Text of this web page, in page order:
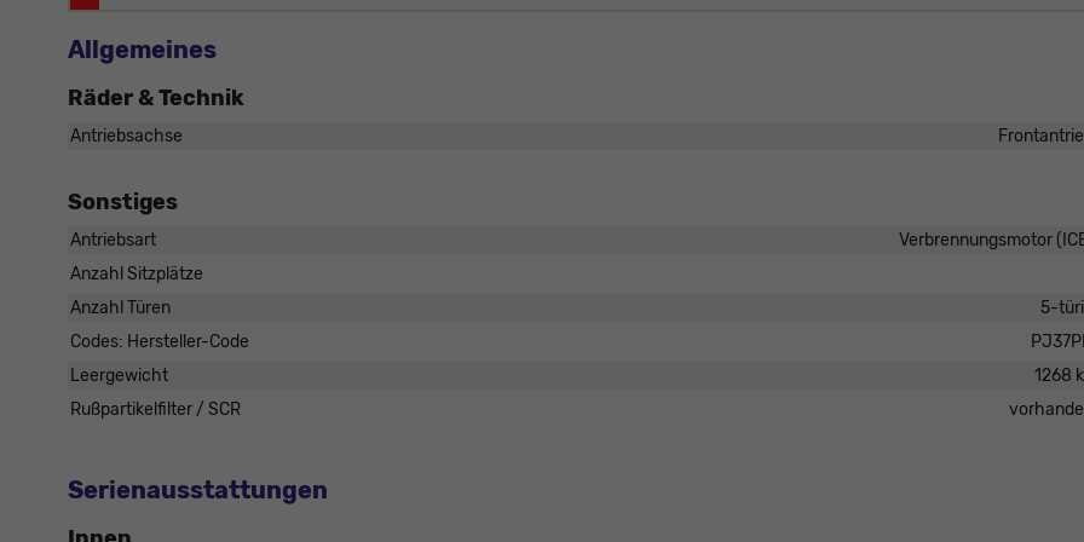
Allgemeines
Räder & Technik
Antriebsachse
Sonstiges
Antriebsart
Verbrennungsmotor
Anzahl Sitzplätze
Anzahl Türen
5-
Codes: Hersteller-Code
Leergewicht
1268
Rußpartikelfilter / SCR
Serienausstattungen